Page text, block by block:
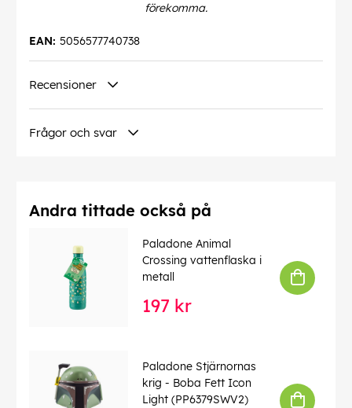
förekomma.
5056577740738
EAN:
Recensioner
Frågor och svar
Andra tittade också på
Paladone Animal
Crossing vattenflaska i
metall
197 kr
Paladone Stjärnornas
krig - Boba Fett Icon
Light (PP6379SWV2)